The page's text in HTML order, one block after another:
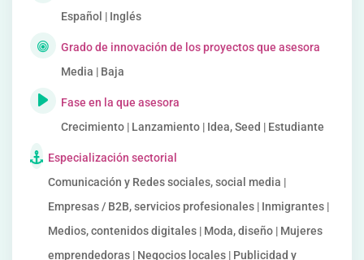
Español | Inglés
Grado de innovación de los proyectos que asesora
Media | Baja
Fase en la que asesora
Crecimiento | Lanzamiento | Idea, Seed | Estudiante
Especialización sectorial
Comunicación y Redes sociales, social media |
Empresas / B2B, servicios profesionales | Inmigrantes |
Medios, contenidos digitales | Moda, diseño | Mujeres
emprendedoras | Negocios locales | Publicidad y